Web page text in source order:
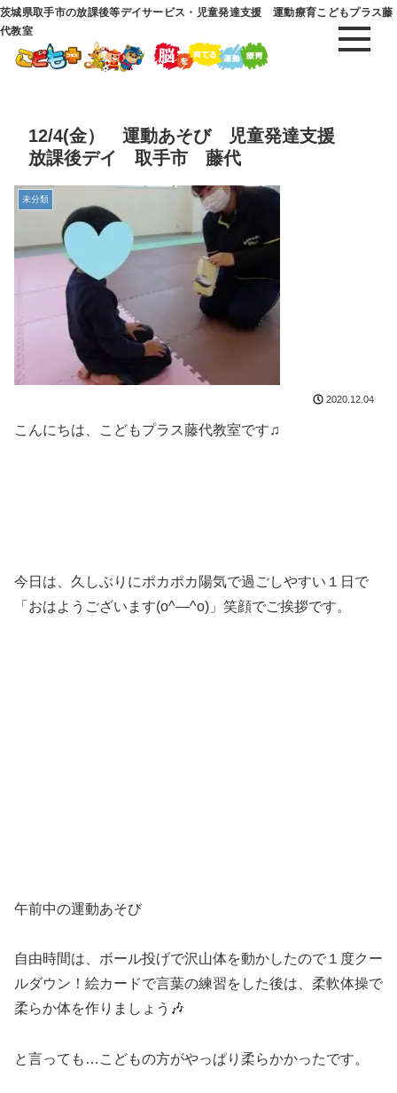
茨城県取手市の放課後等デイサービス・児童発達支援 運動療育こどもプラス藤
代教室
12/4(金） 運動あそび 児童発達支援
放課後デイ 取手市 藤代
未分類
2020.12.04
こんにちは、こどもプラス藤代教室です♫
今日は、久しぶりにポカポカ陽気で過ごしやすい１日で
「おはようございます(o^―^o)」笑顔でご挨拶です。
午前中の運動あそび
自由時間は、ボール投げで沢山体を動かしたので１度クー
ルダウン！絵カードで言葉の練習をした後は、柔軟体操で
柔らか体を作りましょう🎶
と言っても…こどもの方がやっぱり柔らかかったです。